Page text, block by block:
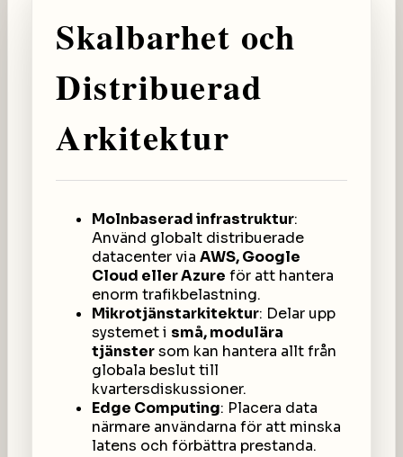
Skalbarhet och
Distribuerad
Arkitektur
Molnbaserad infrastruktur:
Använd globalt distribuerade
datacenter via AWS, Google
Cloud eller Azure för att hantera
enorm trafikbelastning.
Mikrotjänstarkitektur: Delar upp
systemet i små, modulära
tjänstersom kan hantera allt från
globala beslut till
kvartersdiskussioner.
Edge Computing: Placera data
närmare användarna för att minska
latens och förbättra prestanda.